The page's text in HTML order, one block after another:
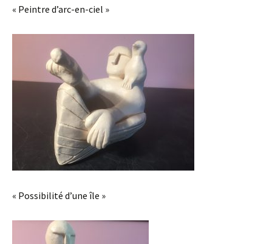
« Peintre d’arc-en-ciel »
« Possibilité d’une île »